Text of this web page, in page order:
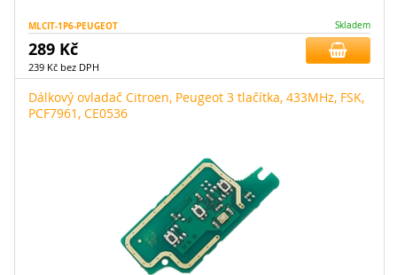
MLCIT-1P6-PEUGEOT Skladem
289 Kč
239 Kč bez DPH
Dálkový ovladač Citroen, Peugeot 3 tlačítka, 433MHz, FSK,
PCF7961, CE0536